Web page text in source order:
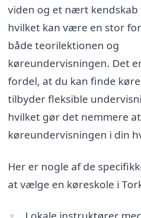
viden og et nært
hvilket kan være en stor
både teorilektionen og
køreundervisningen. Det
fordel, at du kan finde
tilbyder fleksible
hvilket gør det nemmere
køreundervisningen i din
Her er nogle af de
at vælge en køreskole i